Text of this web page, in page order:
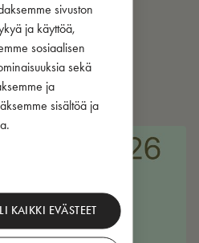
sivuston
ja käyttöä,
sosiaalisen
sekä
ja
sisältöä ja
KAIKKI EVÄSTEET